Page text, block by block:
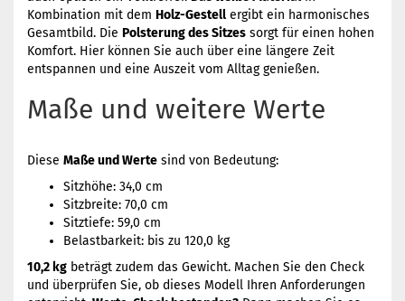
Kombination mit dem Holz-Gestell ergibt ein harmonisches
Gesamtbild. Die Polsterung des Sitzes sorgt für einen hohen
Komfort. Hier können Sie auch über eine längere Zeit
entspannen und eine Auszeit vom Alltag genießen.
Maße und weitere Werte
Diese Maße und Werte sind von Bedeutung:
Sitzhöhe: 34,0 cm
Sitzbreite: 70,0 cm
Sitztiefe: 59,0 cm
Belastbarkeit: bis zu 120,0 kg
10,2 kg beträgt zudem das Gewicht. Machen Sie den Check
und überprüfen Sie, ob dieses Modell Ihren Anforderungen